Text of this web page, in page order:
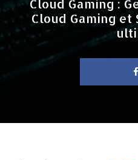
Cloud Gaming :
Cloud Gaming et